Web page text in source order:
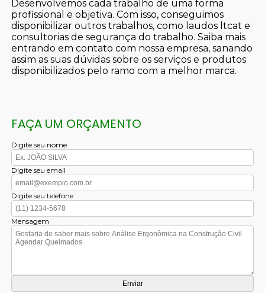
Desenvolvemos cada trabalho de uma forma
profissional e objetiva. Com isso, conseguimos
disponibilizar outros trabalhos, como laudos ltcat e
consultorias de segurança do trabalho. Saiba mais
entrando em contato com nossa empresa, sanando
assim as suas dúvidas sobre os serviços e produtos
disponibilizados pelo ramo com a melhor marca.
FAÇA UM ORÇAMENTO
Digite seu nome
Digite seu email
Digite seu telefone
Mensagem